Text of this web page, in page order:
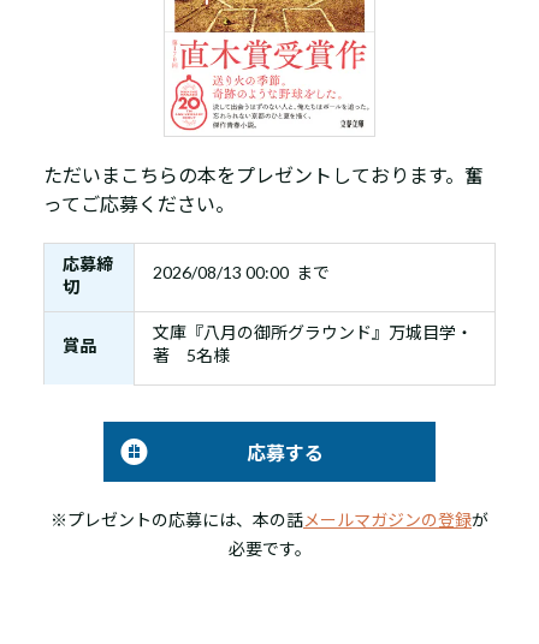
ただいまこちらの本をプレゼントしております。奮
ってご応募ください。
応募締
切
2026/08/13 00:00 まで
賞品
文庫『八月の御所グラウンド』万城目学・
著 5名様
応募する
※プレゼントの応募には、本の話メールマガジンの登録が
必要です。